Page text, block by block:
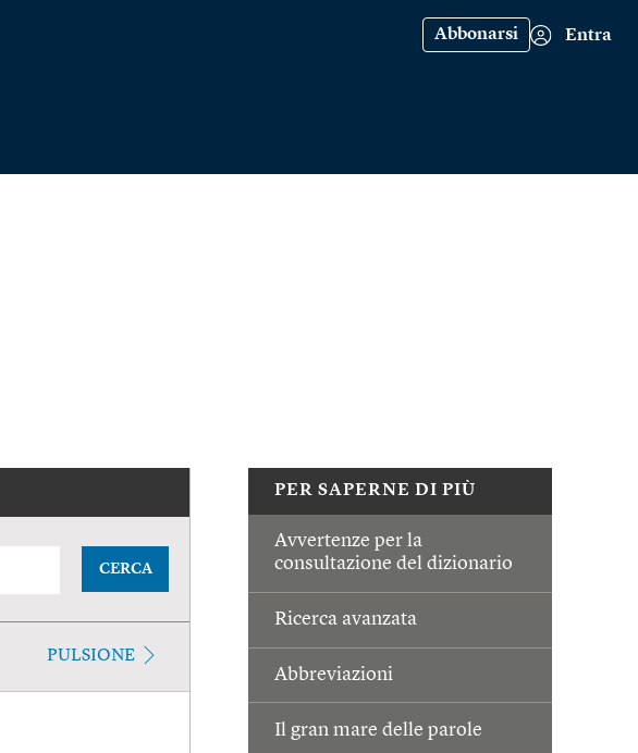
Abbonarsi Entra
PER SAPERNE DI PIÙ
Avvertenze per la
consultazione del dizionario
Ricerca avanzata
Abbreviazioni
Il gran mare delle parole
CERCA
PULSIONE